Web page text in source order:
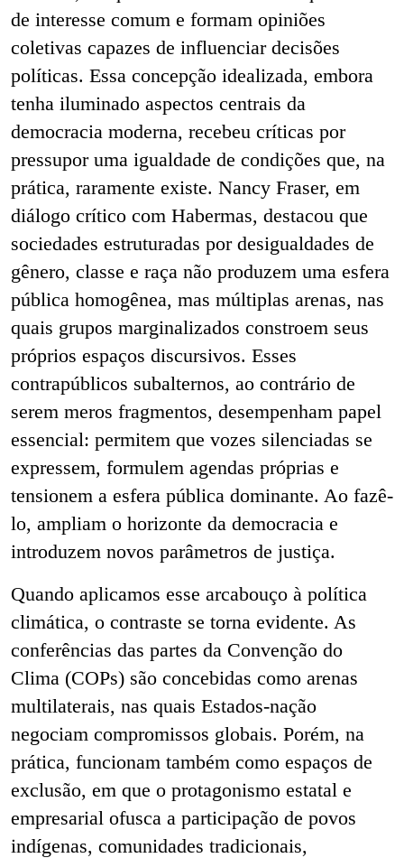
de interesse comum e formam opiniões
coletivas capazes de influenciar decisões
políticas. Essa concepção idealizada, embora
tenha iluminado aspectos centrais da
democracia moderna, recebeu críticas por
pressupor uma igualdade de condições que, na
prática, raramente existe. Nancy Fraser, em
diálogo crítico com Habermas, destacou que
sociedades estruturadas por desigualdades de
gênero, classe e raça não produzem uma esfera
pública homogênea, mas múltiplas arenas, nas
quais grupos marginalizados constroem seus
próprios espaços discursivos. Esses
contrapúblicos subalternos, ao contrário de
serem meros fragmentos, desempenham papel
essencial: permitem que vozes silenciadas se
expressem, formulem agendas próprias e
tensionem a esfera pública dominante. Ao fazê-
lo, ampliam o horizonte da democracia e
introduzem novos parâmetros de justiça.
Quando aplicamos esse arcabouço à política
climática, o contraste se torna evidente. As
conferências das partes da Convenção do
Clima (COPs) são concebidas como arenas
multilaterais, nas quais Estados-nação
negociam compromissos globais. Porém, na
prática, funcionam também como espaços de
exclusão, em que o protagonismo estatal e
empresarial ofusca a participação de povos
indígenas, comunidades tradicionais,